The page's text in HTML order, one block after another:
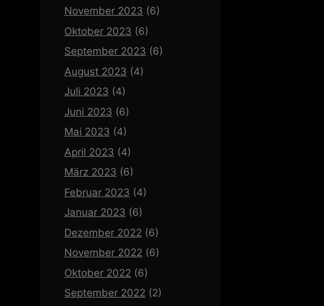
November 2023 (6)
Oktober 2023 (6)
September 2023 (6)
August 2023 (4)
Juli 2023 (4)
Juni 2023 (6)
Mai 2023 (4)
April 2023 (4)
März 2023 (6)
Februar 2023 (4)
Januar 2023 (6)
Dezember 2022 (6)
November 2022 (6)
Oktober 2022 (6)
September 2022 (2)